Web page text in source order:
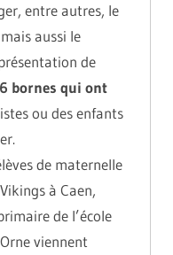
entre autres, le
aussi le
de
bornes qui ont
ou des enfants
de maternelle
à Caen,
de l’école
viennent